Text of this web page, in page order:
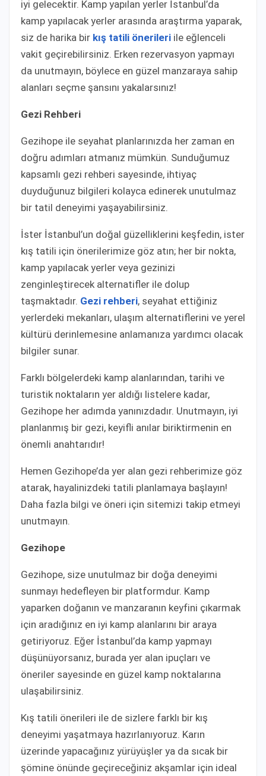
iyi gelecektir. Kamp yapılan yerler İstanbul’da
kamp yapılacak yerler arasında araştırma yaparak,
siz de harika bir kış tatili önerileri ile eğlenceli
vakit geçirebilirsiniz. Erken rezervasyon yapmayı
da unutmayın, böylece en güzel manzaraya sahip
alanları seçme şansını yakalarsınız!
Gezi Rehberi
Gezihope ile seyahat planlarınızda her zaman en
doğru adımları atmanız mümkün. Sunduğumuz
kapsamlı gezi rehberi sayesinde, ihtiyaç
duyduğunuz bilgileri kolayca edinerek unutulmaz
bir tatil deneyimi yaşayabilirsiniz.
İster İstanbul’un doğal güzelliklerini keşfedin, ister
kış tatili için önerilerimize göz atın; her bir nokta,
kamp yapılacak yerler veya gezinizi
zenginleştirecek alternatifler ile dolup
taşmaktadır. Gezi rehberi, seyahat ettiğiniz
yerlerdeki mekanları, ulaşım alternatiflerini ve yerel
kültürü derinlemesine anlamanıza yardımcı olacak
bilgiler sunar.
Farklı bölgelerdeki kamp alanlarından, tarihi ve
turistik noktaların yer aldığı listelere kadar,
Gezihope her adımda yanınızdadır. Unutmayın, iyi
planlanmış bir gezi, keyifli anılar biriktirmenin en
önemli anahtarıdır!
Hemen Gezihope’da yer alan gezi rehberimize göz
atarak, hayalinizdeki tatili planlamaya başlayın!
Daha fazla bilgi ve öneri için sitemizi takip etmeyi
unutmayın.
Gezihope
Gezihope, size unutulmaz bir doğa deneyimi
sunmayı hedefleyen bir platformdur. Kamp
yaparken doğanın ve manzaranın keyfini çıkarmak
için aradığınız en iyi kamp alanlarını bir araya
getiriyoruz. Eğer İstanbul’da kamp yapmayı
düşünüyorsanız, burada yer alan ipuçları ve
öneriler sayesinde en güzel kamp noktalarına
ulaşabilirsiniz.
Kış tatili önerileri ile de sizlere farklı bir kış
deneyimi yaşatmaya hazırlanıyoruz. Karın
üzerinde yapacağınız yürüyüşler ya da sıcak bir
şömine önünde geçireceğiniz akşamlar için ideal